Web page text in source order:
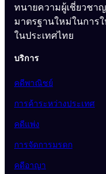
ทนายความผู้เชี่ยวชา
มาตรฐานใหม่ในการ
ในประเทศไทย
บริการ
คดีพาณิชย์
การค้าระหว่างประเทศ
คดีแพ่ง
การจัดการมรดก
คดีอาญา